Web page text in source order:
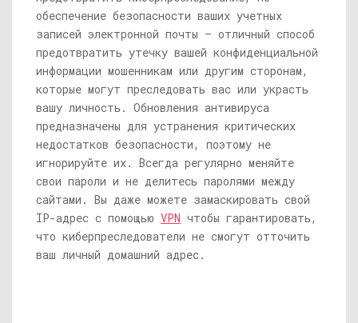
обеспечение безопасности ваших учетных
записей электронной почты — отличный способ
предотвратить утечку вашей конфиденциальной
информации мошенникам или другим сторонам,
которые могут преследовать вас или украсть
вашу личность. Обновления антивируса
предназначены для устранения критических
недостатков безопасности, поэтому не
игнорируйте их. Всегда регулярно меняйте
свои пароли и не делитесь паролями между
сайтами. Вы даже можете замаскировать свой
IP-адрес с помощью VPN чтобы гарантировать,
что киберпреследователи не смогут отточить
ваш личный домашний адрес.